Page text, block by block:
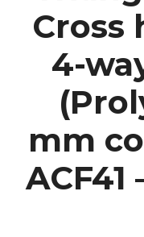
Cross
4-
mm
ACF41